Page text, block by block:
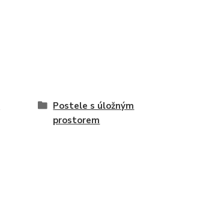
Postele s úložným
prostorem